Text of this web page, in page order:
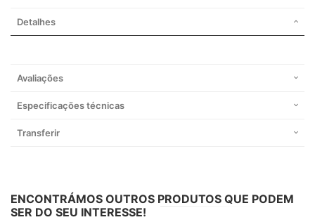
Detalhes
Avaliações
Especificações técnicas
Transferir
ENCONTRÁMOS OUTROS PRODUTOS QUE PODEM
SER DO SEU INTERESSE!